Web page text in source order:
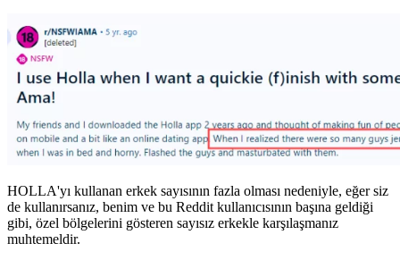
HOLLA'yı kullanan erkek sayısının fazla olması nedeniyle, eğer siz
de kullanırsanız, benim ve bu Reddit kullanıcısının başına geldiği
gibi, özel bölgelerini gösteren sayısız erkekle karşılaşmanız
muhtemeldir.